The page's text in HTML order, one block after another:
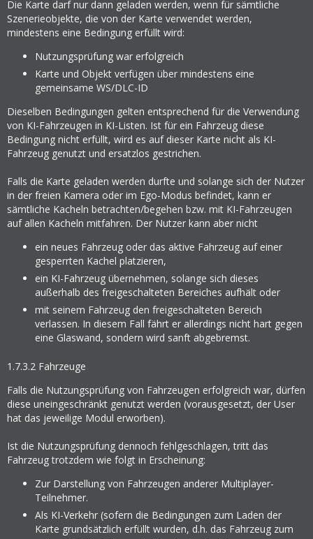
Die Karte darf nur dann geladen werden, wenn für sämtliche
Szenerieobjekte, die von der Karte verwendet werden,
mindestens eine Bedingung erfüllt wird:
Nutzungsprüfung war erfolgreich
Karte und Objekt verfügen über mindestens eine
gemeinsame WS/DLC-ID
Dieselben Bedingungen gelten entsprechend für die Verwendung
von KI-Fahrzeugen in KI-Listen. Ist für ein Fahrzeug diese
Bedingung nicht erfüllt, wird es auf dieser Karte nicht als KI-
Fahrzeug genutzt und ersatzlos gestrichen.
Falls die Karte geladen werden durfte und solange sich der Nutzer
in der freien Kamera oder im Ego-Modus befindet, kann er
sämtliche Kacheln betrachten/begehen bzw. mit KI-Fahrzeugen
auf allen Kacheln mitfahren. Der Nutzer kann aber nicht
ein neues Fahrzeug oder das aktive Fahrzeug auf einer
gesperrten Kachel platzieren,
ein KI-Fahrzeug übernehmen, solange sich dieses
außerhalb des freigeschalteten Bereiches aufhält oder
mit seinem Fahrzeug den freigeschalteten Bereich
verlassen. In diesem Fall fährt er allerdings nicht hart gegen
eine Glaswand, sondern wird sanft abgebremst.
1.7.3.2 Fahrzeuge
Falls die Nutzungsprüfung von Fahrzeugen erfolgreich war, dürfen
diese uneingeschränkt genutzt werden (vorausgesetzt, der User
hat das jeweilige Modul erworben).
Ist die Nutzungsprüfung dennoch fehlgeschlagen, tritt das
Fahrzeug trotzdem wie folgt in Erscheinung:
Zur Darstellung von Fahrzeugen anderer Multiplayer-
Teilnehmer.
Als KI-Verkehr (sofern die Bedingungen zum Laden der
Karte grundsätzlich erfüllt wurden, d.h. das Fahrzeug zum